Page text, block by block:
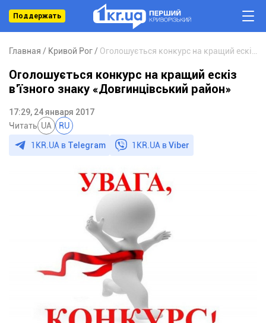
Поддержать
Главная Кривой Рог
Оголошується конкурс на кращий ескіз
в’їзного знаку «Довгинцівський район»
17:29, 24 января 2017
Читать UA RU
1KR.UA в Telegram 1KR.UA вViber